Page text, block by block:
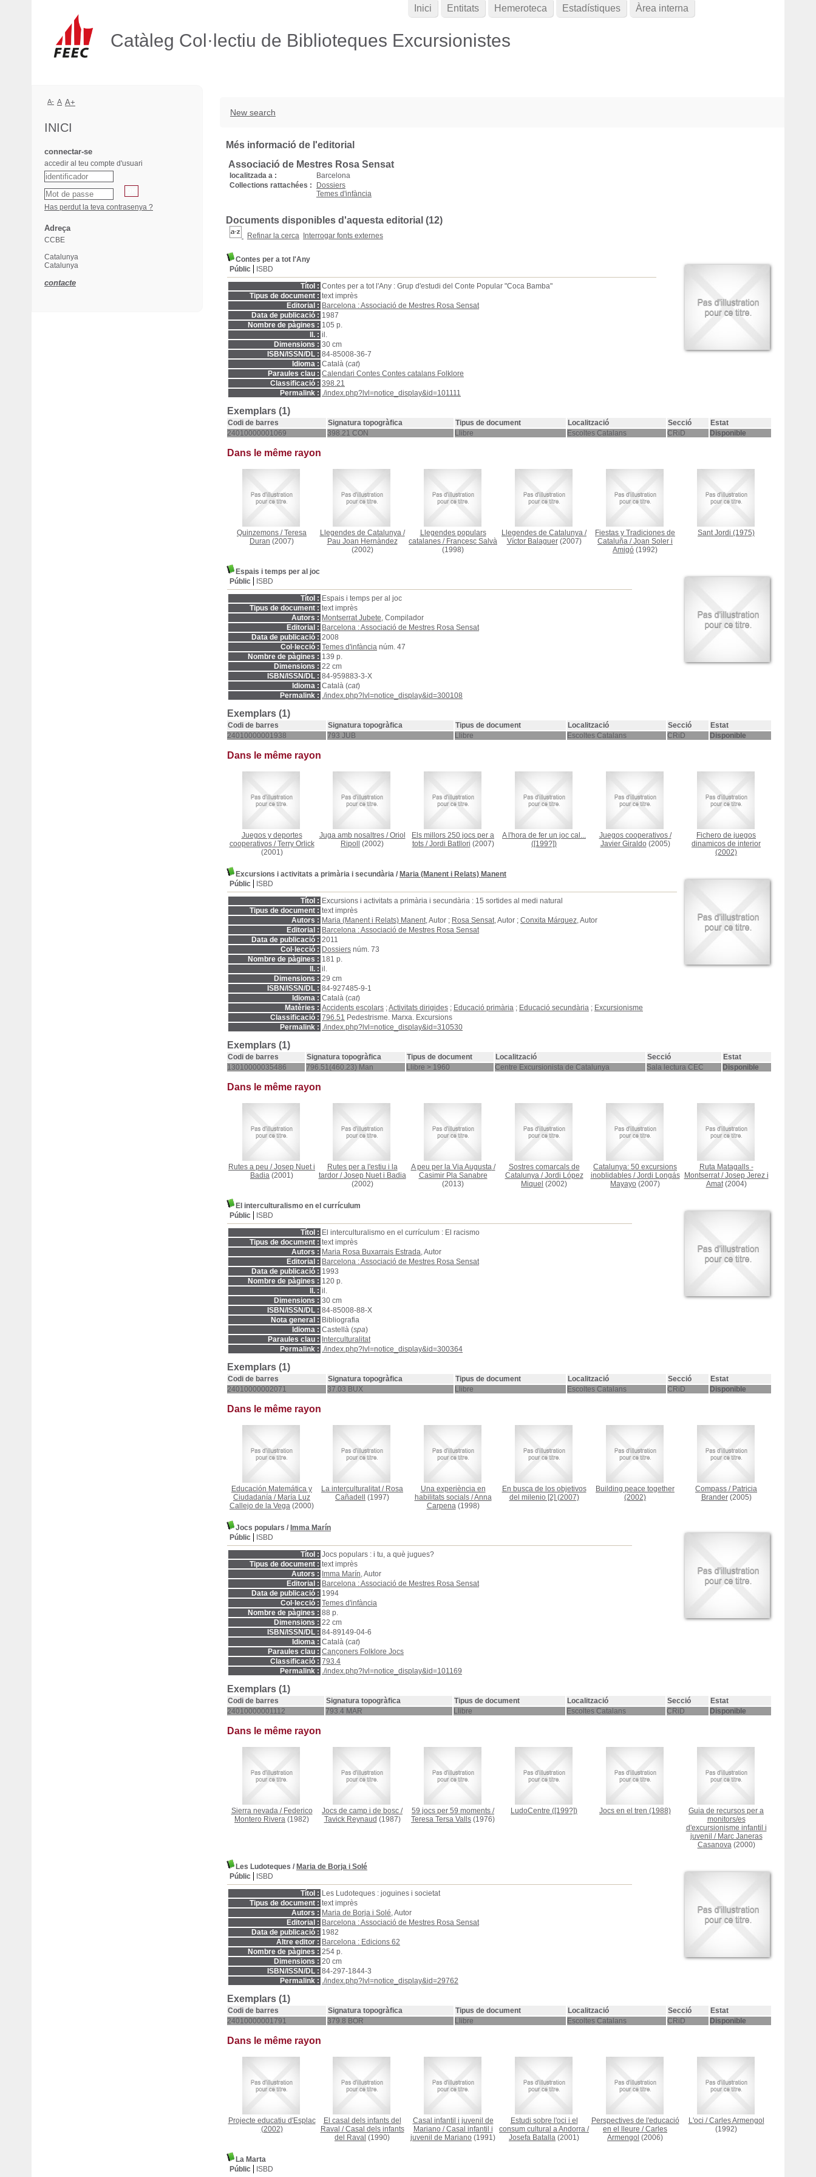
Catàleg Col·lectiu de Biblioteques Excursionistes
New search
Més informació de l'editorial
Associació de Mestres Rosa Sensat
localitzada a :
Barcelona
Collections rattachées :
Dossiers
Temes d'infància
Documents disponibles d'aquesta editorial (12)
Refinar la cerca Interrogar fonts externes
Contes per a tot l'Any
Públic
ISBD
Títol : Contes per a tot l'Any : Grup d'estudi del Conte Popular "Coca Bamba"
Tipus de document : text imprès
Editorial : Barcelona : Associació de Mestres Rosa Sensat
Data de publicació : 1987
Nombre de pàgines : 105 p.
ll. : il.
Dimensions : 30 cm
ISBN/ISSN/DL : 84-85008-36-7
Idioma : Català (cat)
Paraules clau : Calendari Contes Contes catalans Folklore
Classificació : 398.21
Permalink : ./index.php?lvl=notice_display&id=101111
Exemplars (1)
Codi de barres Signatura topogràfica Tipus de document Localització Secció
Estat
24010000001069
398.21 CON Llibre Escoltes Catalans CRiD Disponible
Dans le même rayon
Quinzemons /Teresa
Duran (2007)
Llegendes de Catalunya/
Pau Joan Hernàndez
(2002)
Llegendes populars
catalanes / Francesc Salvà
(1998)
Llegendes de Catalunya /
Víctor Balaguer(2007)
Fiestas y Tradiciones de
Cataluña /Joan Soler i
Amigó (1992)
Sant Jordi (1975)
Espais i temps per al joc
Públic
ISBD
Títol : Espais i temps per al joc
Tipus de document : text imprès
Autors : Montserrat Jubete, Compilador
Editorial : Barcelona : Associació de Mestres Rosa Sensat
Data de publicació : 2008
Col·lecció : Temes d'infància núm. 47
Nombre de pàgines : 139 p.
Dimensions : 22 cm
ISBN/ISSN/DL : 84-959883-3-X
Idioma : Català (cat)
Permalink : ./index.php?lvl=notice_display&id=300108
Exemplars (1)
Codi de barres Signatura topogràfica Tipus de document Localització Secció
Estat
24010000001938
793 JUB Llibre Escoltes Catalans CRiD Disponible
Dans le même rayon
Juegos y deportes
cooperativos/Terry Orlick
(2001)
Juga amb nosaltres/Oriol
Ripoll
(2002)
Els millors 250 jocs per a
tots/Jordi Batllori (2007)
A l'hora de fer un joc cal...
([199?])
Juegos cooperativos/
Javier Giraldo(2005)
Fichero de juegos
dinamicos de interior
(2002)
Excursions i activitats a primària i secundària / Maria (Manent i Relats) Manent
Públic
ISBD
Títol : Excursions i activitats a primària i secundària : 15 sortides al medi natural
Tipus de document : text imprès
Autors : Maria (Manent i Relats) Manent, Autor ; Rosa Sensat, Autor ; Conxita Márquez, Autor
Editorial : Barcelona : Associació de Mestres Rosa Sensat
Data de publicació : 2011
Col·lecció : Dossiers núm. 73
Nombre de pàgines : 181 p.
ll. : il.
Dimensions : 29 cm
ISBN/ISSN/DL : 84-927485-9-1
Idioma : Català (cat)
Matèries : Accidents escolars ;Activitats dirigides ; Educació primària ; Educació secundària ; Excursionisme
Classificació : 796.51 Pedestrisme. Marxa. Excursions
Permalink : ./index.php?lvl=notice_display&id=310530
Exemplars (1)
Codi de barres Signatura topogràfica Tipus de document Localització Secció
Estat
13010000035486
796.51(460.23) Man Llibre > 1960 Centre Excursionista de Catalunya Sala lectura CEC Disponible
Dans le même rayon
Rutes a peu /Josep Nuet i
Badia (2001)
Rutes per a l'estiu i la
tardor/Josep Nuet i Badia
(2002)
A peu per la Via Augusta/
Casimir Pla Sanabre
(2013)
Sostres comarcals de
Catalunya/Jordi López
Miquel (2002)
Catalunya: 50 excursions
inoblidables/Jordi Longás
Mayayo (2007)
Ruta Matagalls -
Montserrat/Josep Jerez i
Amat(2004)
El interculturalismo en el currículum
Públic
ISBD
Títol : El interculturalismo en el currículum : El racismo
Tipus de document : text imprès
Autors : Maria Rosa Buxarrais Estrada, Autor
Editorial : Barcelona : Associació de Mestres Rosa Sensat
Data de publicació : 1993
Nombre de pàgines : 120 p.
ll. : il.
Dimensions : 30 cm
ISBN/ISSN/DL : 84-85008-88-X
Nota general : Bibliografia
Idioma : Castellà (spa)
Paraules clau : Interculturalitat
Permalink : ./index.php?lvl=notice_display&id=300364
Exemplars (1)
Codi de barres Signatura topogràfica Tipus de document Localització Secció
Estat
24010000002071
37.03 BUX Llibre Escoltes Catalans CRiD Disponible
Dans le même rayon
Educación Matemática y
Ciudadanía / María Luz
Callejo de la Vega (2000)
La interculturalitat/ Rosa
Cañadell
(1997)
Una experiència en
habilitats socials/Anna
Carpena(1998)
En busca de los objetivos
del milenio [2] (2007)
Building peace together
(2002)
Compass / Patricia
Brander(2005)
Jocs populars / Imma Marín
Públic
ISBD
Títol : Jocs populars : i tu, a què jugues?
Tipus de document : text imprès
Autors : Imma Marín, Autor
Editorial : Barcelona : Associació de Mestres Rosa Sensat
Data de publicació : 1994
Col·lecció : Temes d'infància
Nombre de pàgines : 88 p.
Dimensions : 22 cm
ISBN/ISSN/DL : 84-89149-04-6
Idioma : Català (cat)
Paraules clau : Cançoners Folklore Jocs
Classificació : 793.4
Permalink : ./index.php?lvl=notice_display&id=101169
Exemplars (1)
Codi de barres Signatura topogràfica Tipus de document Localització Secció
Estat
24010000001112
793.4 MAR Llibre Escoltes Catalans CRiD Disponible
Dans le même rayon
Sierra nevada/ Federico
Montero Rivera (1982)
Jocs de camp i de bosc /
Tavick Reynaud (1987)
59 jocs per 59 moments /
Teresa Tersa Valls (1976)
LudoCentre ([199?]) Jocs en el tren (1988)
Guia de recursos per a
monitors/es
d'excursionisme infantil i
juvenil / Marc Janeras
Casanova(2000)
Les Ludoteques / Maria de Borja i Solé
Públic
ISBD
Títol : Les Ludoteques : joguines i societat
Tipus de document : text imprès
Autors : Maria de Borja i Solé, Autor
Editorial : Barcelona : Associació de Mestres Rosa Sensat
Data de publicació : 1982
Altre editor : Barcelona : Edicions 62
Nombre de pàgines : 254 p.
Dimensions : 20 cm
ISBN/ISSN/DL : 84-297-1844-3
Permalink : ./index.php?lvl=notice_display&id=29762
Exemplars (1)
Codi de barres Signatura topogràfica Tipus de document Localització Secció
Estat
24010000001791
379.8 BOR Llibre Escoltes Catalans CRiD Disponible
Dans le même rayon
Projecte educatiu d'Esplac
(2002)
El casal dels infants del
Raval /Casal dels infants
del Raval (1990)
Casal infantil i juvenil de
Mariano/Casal infantil i
juvenil de Mariano (1991)
Estudi sobre l'oci i el
consum cultural a Andorra /
Josefa Batalla (2001)
Perspectives de l'educació
en el lleure /Carles
Armengol (2006)
L'oci /Carles Armengol
(1992)
La Marta
Públic
ISBD
Inici Entitats Hemeroteca Estadístiques Àrea interna
A- A A+
INICI
connectar-se
accedir al teu compte d'usuari
Has perdut la teva contrasenya ?
Adreça
CCBE
Catalunya
Catalunya
contacte